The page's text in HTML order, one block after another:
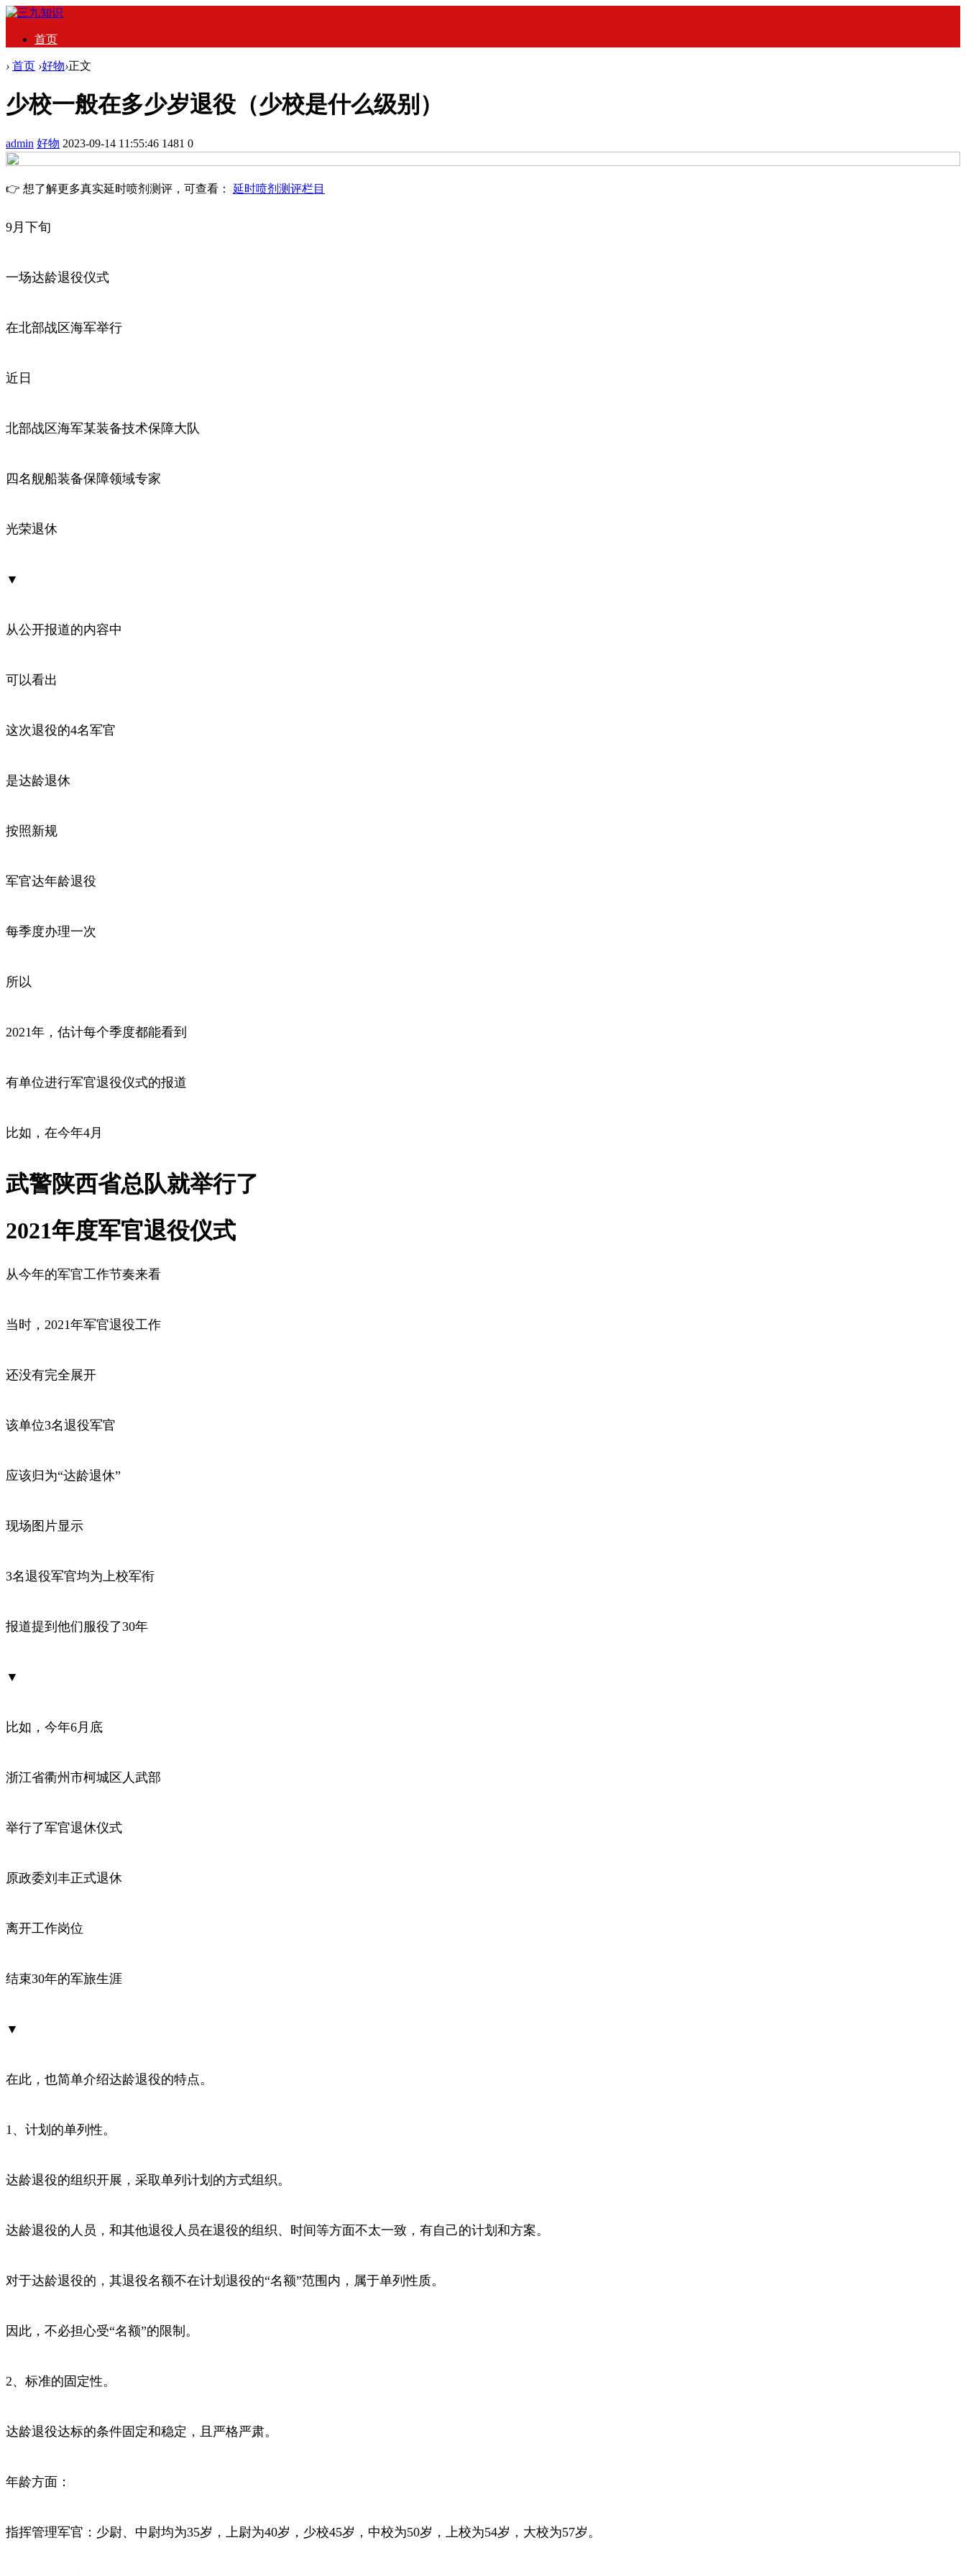
首页
› 首页 ›好物›正文
少校一般在多少岁退役（少校是什么级别）
admin 好物 2023-09-14 11:55:46 1481 0
👉 想了解更多真实延时喷剂测评，可查看： 延时喷剂测评栏目
9月下旬
一场达龄退役仪式
在北部战区海军举行
近日
北部战区海军某装备技术保障大队
四名舰船装备保障领域专家
光荣退休
▼
从公开报道的内容中
可以看出
这次退役的4名军官
是达龄退休
按照新规
军官达年龄退役
每季度办理一次
所以
2021年，估计每个季度都能看到
有单位进行军官退役仪式的报道
比如，在今年4月
武警陕西省总队就举行了
2021年度军官退役仪式
从今年的军官工作节奏来看
当时，2021年军官退役工作
还没有完全展开
该单位3名退役军官
应该归为“达龄退休”
现场图片显示
3名退役军官均为上校军衔
报道提到他们服役了30年
▼
比如，今年6月底
浙江省衢州市柯城区人武部
举行了军官退休仪式
原政委刘丰正式退休
离开工作岗位
结束30年的军旅生涯
▼
在此，也简单介绍达龄退役的特点。
1、计划的单列性。
达龄退役的组织开展，采取单列计划的方式组织。
达龄退役的人员，和其他退役人员在退役的组织、时间等方面不太一致，有自己的计划和方案。
对于达龄退役的，其退役名额不在计划退役的“名额”范围内，属于单列性质。
因此，不必担心受“名额”的限制。
2、标准的固定性。
达龄退役达标的条件固定和稳定，且严格严肃。
年龄方面：
指挥管理军官：少尉、中尉均为35岁，上尉为40岁，少校45岁，中校为50岁，上校为54岁，大校为57岁。